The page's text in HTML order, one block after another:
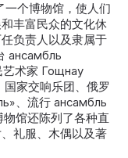
个博物馆，使人们
丰富民众的文化休
负责人以及隶属于
ансамбль
艺术家 Гощнау
家交响乐团、俄罗
、流行 ансамбль
馆还陈列了各种直
礼服、木偶以及著